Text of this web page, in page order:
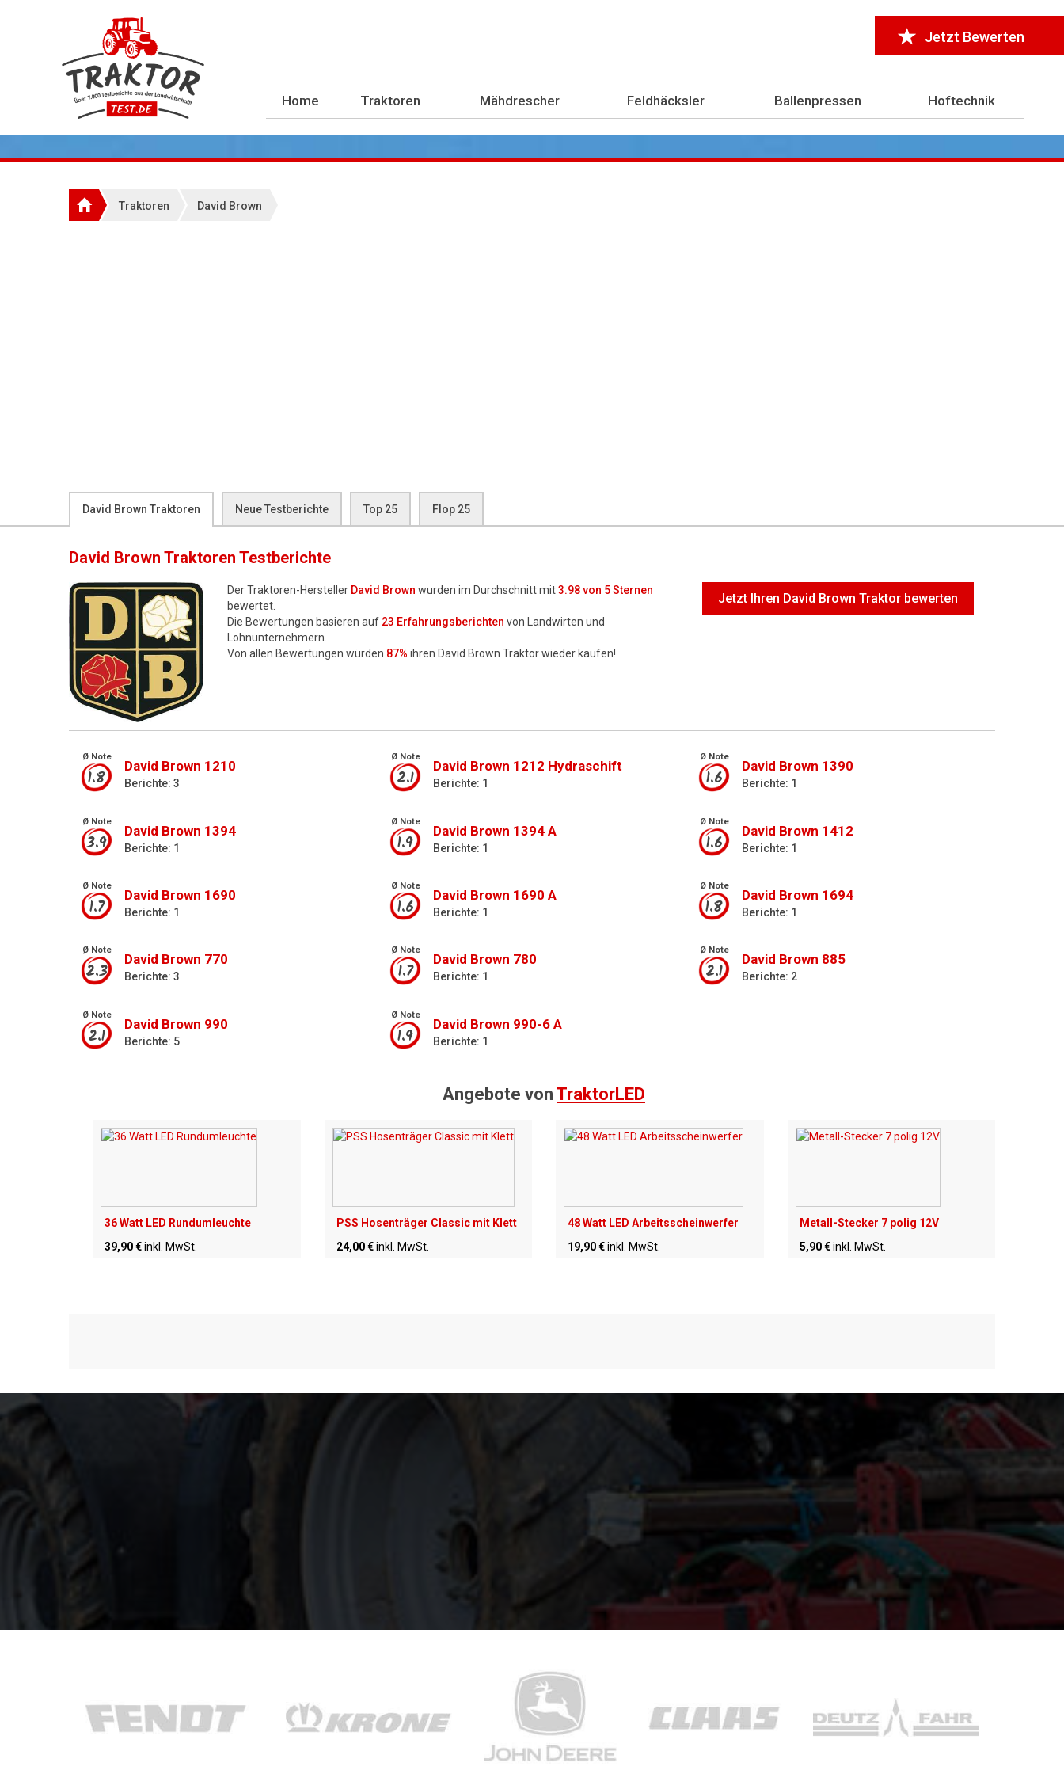
Jetzt Bewerten
Home Traktoren Mähdrescher Feldhäcksler Ballenpressen Hoftechnik
Traktoren David Brown
David Brown Traktoren Neue Testberichte Top 25 Flop 25
David Brown Traktoren Testberichte
Der Traktoren-Hersteller David Brown wurden im Durchschnitt mit3.98von 5 Sternen
bewertet.
Die Bewertungen basieren auf 23 Erfahrungsberichten von Landwirten und
Lohnunternehmern.
Von allen Bewertungen würden 87% ihren David Brown Traktor wieder kaufen!
Jetzt Ihren David Brown Traktor bewerten
Ø Note
1.8
David Brown 1210
Berichte: 3
Ø Note
2.1
David Brown 1212 Hydraschift
Berichte: 1
Ø Note
1.6
David Brown 1390
Berichte: 1
Ø Note
3.9
David Brown 1394
Berichte: 1
Ø Note
1.9
David Brown 1394 A
Berichte: 1
Ø Note
1.6
David Brown 1412
Berichte: 1
Ø Note
1.7
David Brown 1690
Berichte: 1
Ø Note
1.6
David Brown 1690 A
Berichte: 1
Ø Note
1.8
David Brown 1694
Berichte: 1
Ø Note
2.3
David Brown 770
Berichte: 3
Ø Note
1.7
David Brown 780
Berichte: 1
Ø Note
2.1
David Brown 885
Berichte: 2
Ø Note
2.1
David Brown 990
Berichte: 5
Ø Note
1.9
David Brown 990-6 A
Berichte: 1
Angebote von TraktorLED
36 Watt LED Rundumleuchte
39,90 €inkl. MwSt.
PSS Hosenträger Classic mit Klett
24,00 € inkl. MwSt.
48 Watt LED Arbeitsscheinwerfer
19,90 €inkl. MwSt.
Metall-Stecker 7 polig 12V
5,90 € inkl. MwSt.